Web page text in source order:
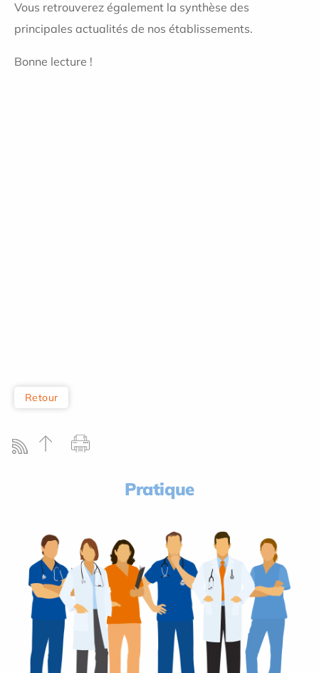
Vous retrouverez également la synthèse des
principales actualités de nos établissements.
Bonne lecture !
Retour
Pratique